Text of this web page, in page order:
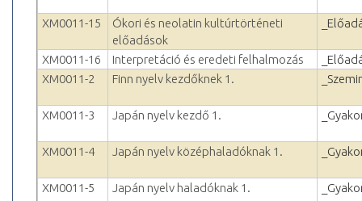
XM0011-15
Ókori és neolatin kultúrtörténeti
előadások
XM0011-16 Interpretáció és eredeti felhalmozás
XM0011-2
Finn nyelv kezdőknek 1.
XM0011-3 Japán nyelv kezdő 1.
XM0011-4 Japán nyelv középhaladóknak 1.
XM0011-5 Japán nyelv haladóknak 1.